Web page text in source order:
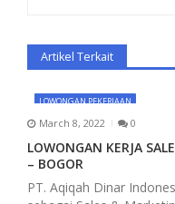
v
g
a
t
Artikel Terkait
LOWONGAN PEKERJAAN
March 8, 2022 0
LOWONGAN KERJA
– BOGOR
PT. Aqiqah Dinar